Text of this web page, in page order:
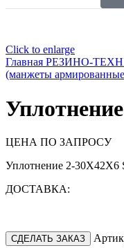
Click to enlarge
Главная РЕЗИНО-
(манжеты
ЦЕНА ПО ЗАПРОСУ
Уплотнение 2-30X42X6
ДОСТАВКА:
СДЕЛАТЬ ЗАКАЗ